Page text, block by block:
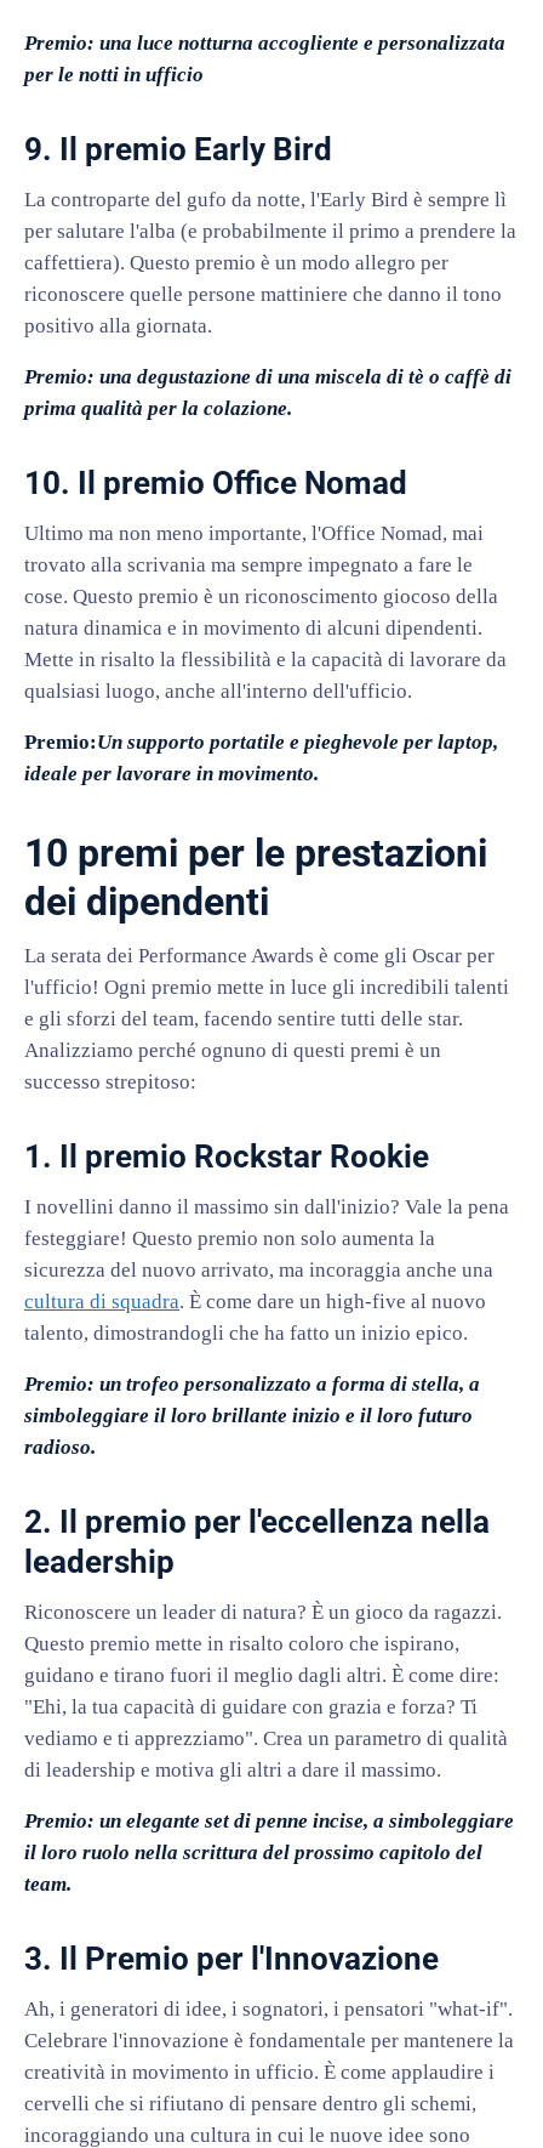
Premio: una luce notturna accogliente e personalizzata
per le notti in ufficio
9. Il premio Early Bird
La controparte del gufo da notte, l'Early Bird è sempre lì
per salutare l'alba (e probabilmente il primo a prendere la
caffettiera). Questo premio è un modo allegro per
riconoscere quelle persone mattiniere che danno il tono
positivo alla giornata.
Premio: una degustazione di una miscela di tè o caffè di
prima qualità per la colazione.
10. Il premio Office Nomad
Ultimo ma non meno importante, l'Office Nomad, mai
trovato alla scrivania ma sempre impegnato a fare le
cose. Questo premio è un riconoscimento giocoso della
natura dinamica e in movimento di alcuni dipendenti.
Mette in risalto la flessibilità e la capacità di lavorare da
qualsiasi luogo, anche all'interno dell'ufficio.
Premio:Un supporto portatile e pieghevole per laptop,
ideale per lavorare in movimento.
10 premi per le prestazioni
dei dipendenti
La serata dei Performance Awards è come gli Oscar per
l'ufficio! Ogni premio mette in luce gli incredibili talenti
e gli sforzi del team, facendo sentire tutti delle star.
Analizziamo perché ognuno di questi premi è un
successo strepitoso:
1. Il premio Rockstar Rookie
I novellini danno il massimo sin dall'inizio? Vale la pena
festeggiare! Questo premio non solo aumenta la
sicurezza del nuovo arrivato, ma incoraggia anche una
cultura di squadra. È come dare un high-five al nuovo
talento, dimostrandogli che ha fatto un inizio epico.
Premio: un trofeo personalizzato a forma di stella, a
simboleggiare il loro brillante inizio e il loro futuro
radioso.
2. Il premio per l'eccellenza nella
leadership
Riconoscere un leader di natura? È un gioco da ragazzi.
Questo premio mette in risalto coloro che ispirano,
guidano e tirano fuori il meglio dagli altri. È come dire:
"Ehi, la tua capacità di guidare con grazia e forza? Ti
vediamo e ti apprezziamo". Crea un parametro di qualità
di leadership e motiva gli altri a dare il massimo.
Premio: un elegante set di penne incise, a simboleggiare
il loro ruolo nella scrittura del prossimo capitolo del
team.
3. Il Premio per l'Innovazione
Ah, i generatori di idee, i sognatori, i pensatori "what-if".
Celebrare l'innovazione è fondamentale per mantenere la
creatività in movimento in ufficio. È come applaudire i
cervelli che si rifiutano di pensare dentro gli schemi,
incoraggiando una cultura in cui le nuove idee sono